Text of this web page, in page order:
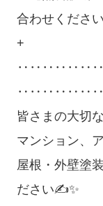
合わせください
+
皆さまの大切
マンション、
屋根・外壁塗
ださい✍✨